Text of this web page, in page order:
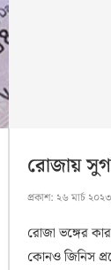
রোজায়
প্রকাশ: ২৬ মার্চ
রোজা ভঙ্গের
কোনও জিনিস